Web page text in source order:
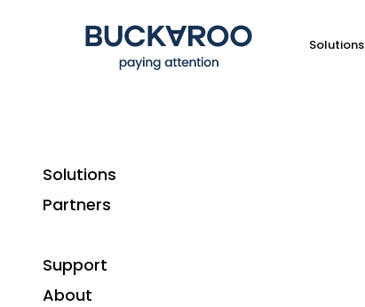
Solutions
Solutions
Partners
Support
About